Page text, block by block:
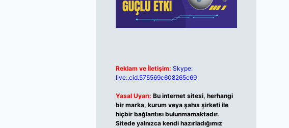
Reklam ve İletişim: Skype:
live:.cid.575569c608265c69
Yasal Uyarı: Bu internet sitesi, herhangi
bir marka, kurum veya şahıs şirketi ile
hiçbir bağlantısı bulunmamaktadır.
Sitede yalnızca kendi hazırladığımız